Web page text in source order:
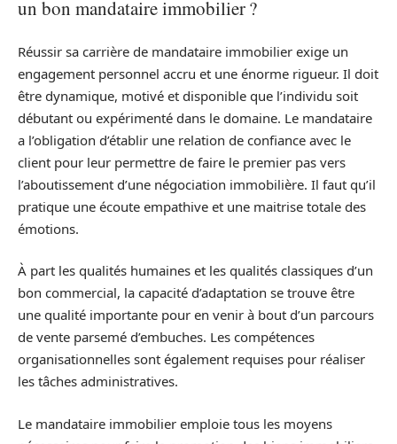
un bon mandataire immobilier ?
Réussir sa carrière de mandataire immobilier exige un
engagement personnel accru et une énorme rigueur. Il doit
être dynamique, motivé et disponible que l’individu soit
débutant ou expérimenté dans le domaine. Le mandataire
a l’obligation d’établir une relation de confiance avec le
client pour leur permettre de faire le premier pas vers
l’aboutissement d’une négociation immobilière. Il faut qu’il
pratique une écoute empathive et une maitrise totale des
émotions.
À part les qualités humaines et les qualités classiques d’un
bon commercial, la capacité d’adaptation se trouve être
une qualité importante pour en venir à bout d’un parcours
de vente parsemé d’embuches. Les compétences
organisationnelles sont également requises pour réaliser
les tâches administratives.
Le mandataire immobilier emploie tous les moyens